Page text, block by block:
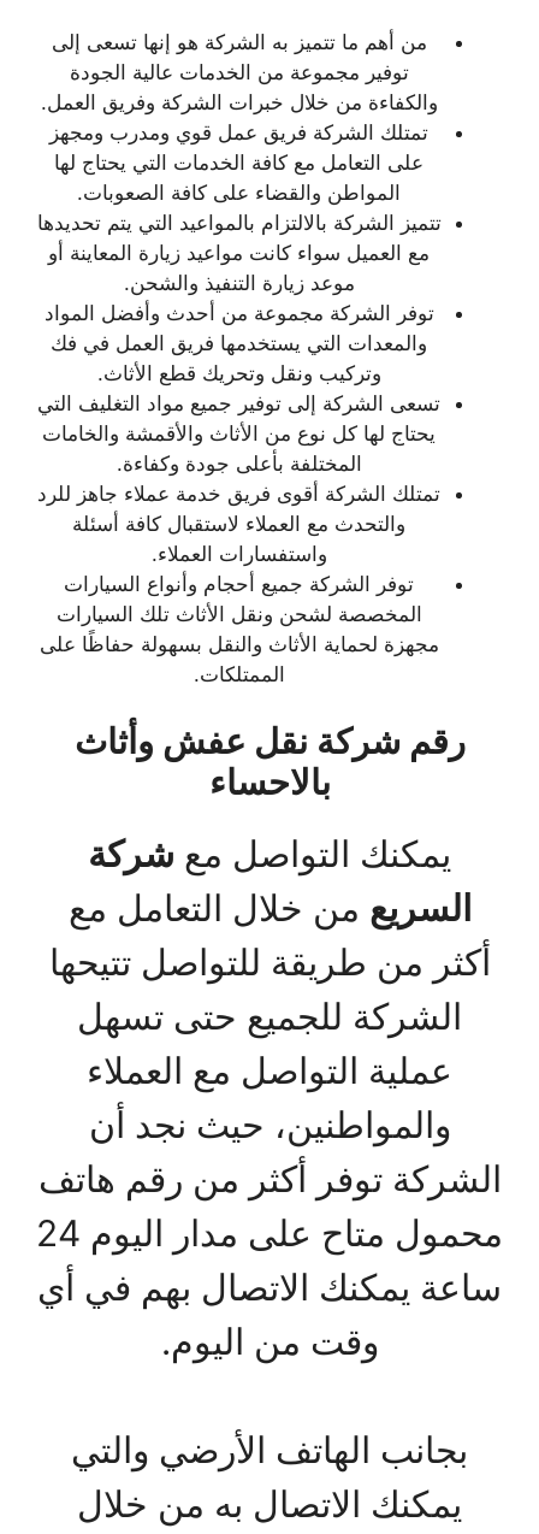
من أهم ما تتميز به الشركة هو إنها تسعى إلى
توفير مجموعة من الخدمات عالية الجودة
والكفاءة من خلال خبرات الشركة وفريق العمل.
تمتلك الشركة فريق عمل قوي ومدرب ومجهز
على التعامل مع كافة الخدمات التي يحتاج لها
المواطن والقضاء على كافة الصعوبات.
تتميز الشركة بالالتزام بالمواعيد التي يتم تحديدها
مع العميل سواء كانت مواعيد زيارة المعاينة أو
موعد زيارة التنفيذ والشحن.
توفر الشركة مجموعة من أحدث وأفضل المواد
والمعدات التي يستخدمها فريق العمل في فك
وتركيب ونقل وتحريك قطع الأثاث.
تسعى الشركة إلى توفير جميع مواد التغليف التي
يحتاج لها كل نوع من الأثاث والأقمشة والخامات
المختلفة بأعلى جودة وكفاءة.
تمتلك الشركة أقوى فريق خدمة عملاء جاهز للرد
والتحدث مع العملاء لاستقبال كافة أسئلة
واستفسارات العملاء.
توفر الشركة جميع أحجام وأنواع السيارات
المخصصة لشحن ونقل الأثاث تلك السيارات
مجهزة لحماية الأثاث والنقل بسهولة حفاظًا على
الممتلكات.
رقم شركة نقل عفش وأثاث
بالاحساء
يمكنك التواصل مع شركة
السريع من خلال التعامل مع
أكثر من طريقة للتواصل تتيحها
الشركة للجميع حتى تسهل
عملية التواصل مع العملاء
والمواطنين، حيث نجد أن
الشركة توفر أكثر من رقم هاتف
محمول متاح على مدار اليوم 24
ساعة يمكنك الاتصال بهم في أي
وقت من اليوم.
بجانب الهاتف الأرضي والتي
يمكنك الاتصال به من خلال